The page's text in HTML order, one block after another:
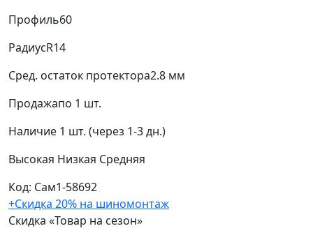
Профиль60
РадиусR14
Сред. остаток протектора2.8 мм
Продажапо 1 шт.
Наличие 1 шт. (через 1-3 дн.)
Высокая Низкая Средняя
Код: Сам1-58692
+Скидка 20% на шиномонтаж
Скидка «Товар на сезон»